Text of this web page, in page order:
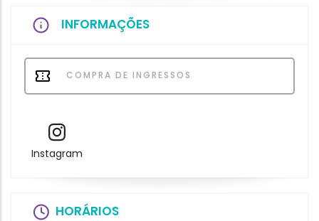
INFORMAÇÕES
COMPRA DE INGRESSOS
Instagram
HORÁRIOS